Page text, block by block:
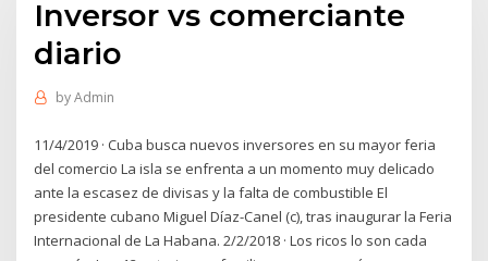
Inversor vs comerciante
diario
byAdmin
11/4/2019 · Cuba busca nuevos inversores en su mayor feria
del comercio La isla se enfrenta a un momento muy delicado
ante la escasez de divisas y la falta de combustible El
presidente cubano Miguel Díaz-Canel (c), tras inaugurar la Feria
Internacional de La Habana. 2/2/2018 · Los ricos lo son cada